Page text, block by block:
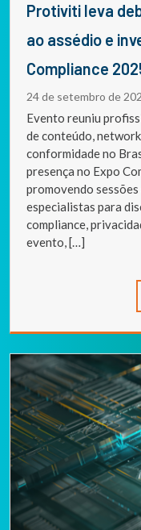
Protiviti leva debates sobre ESG, prevenção
ao assédio e
Compliance
24 de setembro de
Evento reuniu
de conteúdo,
conformidade no
presença no Expo
promovendo
especialistas para
compliance,
evento, […]